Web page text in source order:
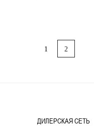
1 2
ДИЛЕРСКАЯ СЕТЬ